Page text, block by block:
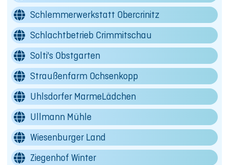
Schlemmerwerkstatt Obercrinitz
Schlachtbetrieb Crimmitschau
Solti's Obstgarten
Straußenfarm Ochsenkopp
Uhlsdorfer MarmeLädchen
Ullmann Mühle
Wiesenburger Land
Ziegenhof Winter